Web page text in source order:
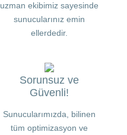
uzman ekibimiz sayesinde
sunucularınız emin
ellerdedir.
Sorunsuz ve
Güvenli!
Sunucularımızda, bilinen
tüm optimizasyon ve